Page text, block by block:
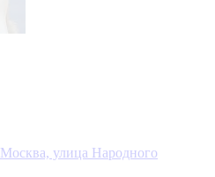
Москва, улица Народного